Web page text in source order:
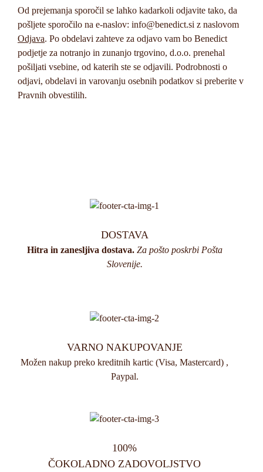
Od prejemanja sporočil se lahko kadarkoli odjavite tako, da
pošljete sporočilo na e-naslov: info@benedict.si z naslovom
Odjava. Po obdelavi zahteve za odjavo vam bo Benedict
podjetje za notranjo in zunanjo trgovino, d.o.o. prenehal
pošiljati vsebine, od katerih ste se odjavili. Podrobnosti o
odjavi, obdelavi in varovanju osebnih podatkov si preberite v
Pravnih obvestilih.
DOSTAVA
Hitra in zanesljiva dostava. Za pošto poskrbi Pošta
Slovenije.
VARNO NAKUPOVANJE
Možen nakup preko kreditnih kartic (Visa, Mastercard) ,
Paypal.
100%
ČOKOLADNO ZADOVOLJSTVO